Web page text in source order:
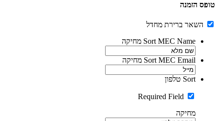
טופס הזמנה
השאר ברירת מחדל
Sort MEC Name מחיקה
Sort MEC Email מחיקה
Sort טלפון
מחיקה